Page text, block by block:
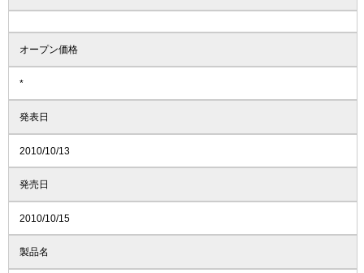
オープン価格
*
発表日
2010/10/13
発売日
2010/10/15
製品名